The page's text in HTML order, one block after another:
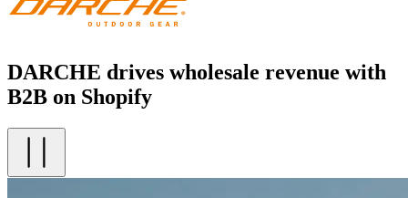
DARCHE drives wholesale revenue with
B2B on Shopify